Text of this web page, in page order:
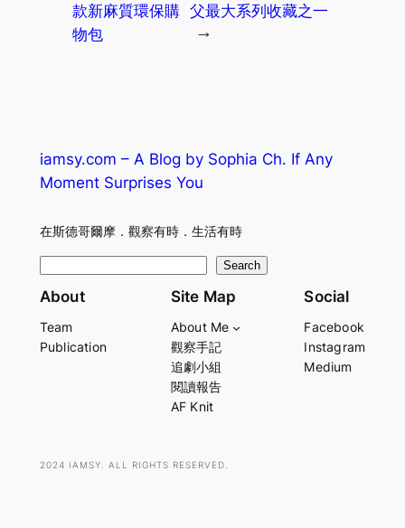
款新麻質環保購
物包
父最大系列收藏之一
→
iamsy.com – A Blog by Sophia Ch. If Any
Moment Surprises You
在斯德哥爾摩．觀察有時．生活有時
e
r
Search
About
Team
Publication
Site Map
About Me
觀察手記
追劇小組
閱讀報告
AF Knit
Social
Facebook
Instagram
Medium
2024 IAMSY. ALL RIGHTS RESERVED.